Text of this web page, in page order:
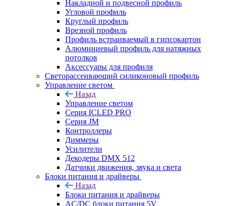
Накладной и подвесной профиль
Угловой профиль
Круглый профиль
Врезной профиль
Профиль встраиваемый в гипсокартон
Алюминиевый профиль для натяжных
потолков
Аксессуары для профиля
Светорассеивающий силиконовый профиль
Управление светом
Назад
Управление светом
Серия ICLED PRO
Серия JM
Контроллеры
Диммеры
Усилители
Декодеры DMX 512
Датчики движения, звука и света
Блоки питания и драйверы
Назад
Блоки питания и драйверы
AC/DC блоки питания 5V